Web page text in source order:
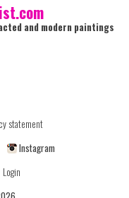
and modern paintings
statement
Instagram
Login